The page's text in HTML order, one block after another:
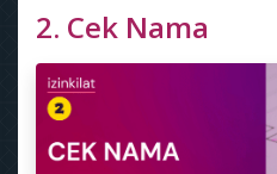
2. Cek Nama